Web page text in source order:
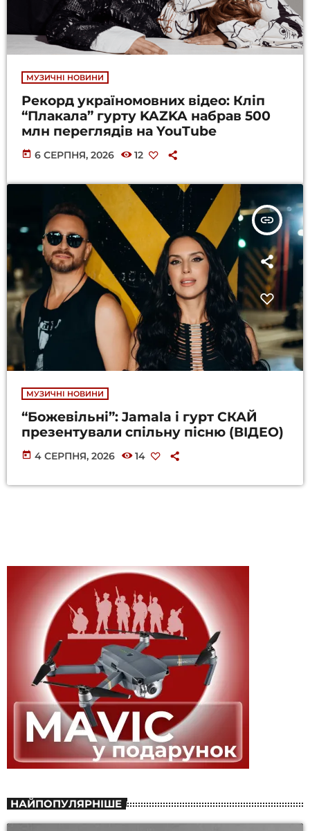
МУЗИЧНІ НОВИНИ
Рекорд україномовних відео: Кліп
“Плакала” гурту KAZKA набрав 500
млн переглядів на YouTube
today 6 СЕРПНЯ, 2026 12
insert_link
МУЗИЧНІ НОВИНИ
“Божевільні”: Jamala і гурт СКАЙ
презентували спільну пісню (ВІДЕО)
today 4 СЕРПНЯ, 2026 14
НАЙПОПУЛЯРНІШЕ